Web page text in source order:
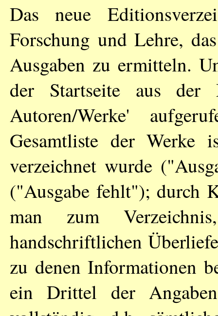
Das neue
Forschung und Lehre,
Ausgaben zu ermitteln.
der Startseite aus der
Autoren/Werke'
Gesamtliste der Werke
verzeichnet wurde
("Ausgabe fehlt"); durch
man zum
handschriftlichen
zu denen Informationen
ein Drittel der